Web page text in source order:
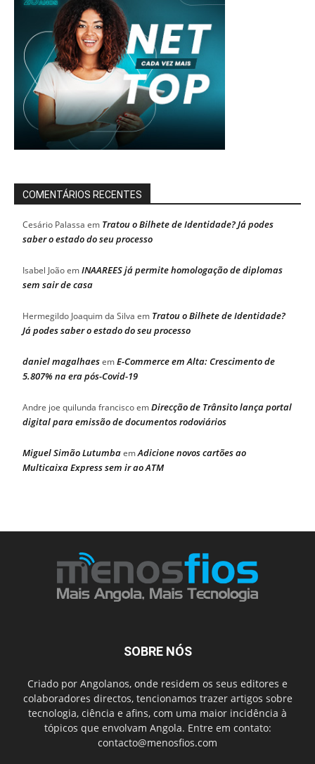
COMENTÁRIOS RECENTES
Cesário Palassa em Tratou o Bilhete de Identidade? Já podes
saber o estado do seu processo
Isabel JoãoemINAAREES já permite homologação de diplomas
sem sair de casa
Hermegildo Joaquim da Silva em Tratou o Bilhete de Identidade?
Já podes saber o estado do seu processo
daniel magalhaesemE-Commerce em Alta: Crescimento de
5.807% na era pós-Covid-19
Andre joe quilunda franciscoemDirecção de Trânsito lança portal
digital para emissão de documentos rodoviários
Miguel Simão LutumbaemAdicione novos cartões ao
Multicaixa Express sem ir ao ATM
SOBRE NÓS
Criado por Angolanos, onde residem os seus editores e
colaboradores directos, tencionamos trazer artigos sobre
tecnologia, ciência e afins, com uma maior incidência à
tópicos que envolvam Angola. Entre em contato:
contacto@menosfios.com